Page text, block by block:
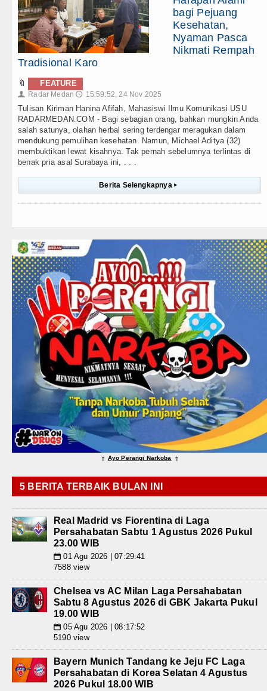
bagi Pejuang
Kesehatan,
Nyaman Pasca
Nikmati Rempah
Tradisional Karo
🔖 FEATURE
👤 Radar Medan 🕔 15:59:52, 24 Nov 2025
Tulisan Kiriman Hanina Afifah, Mahasiswi Ilmu Komunikasi USU
RADARMEDAN.COM - Bagi sebagian orang, bahkan mungkin Anda
salah satunya, olahan herbal sering terdengar meragukan dalam
mendukung pemulihan kesehatan. Namun, Michael Aditya (32)
membuktikan lewat kisahnya. Tak pernah sebelumnya terlintas di
benak pria asal Surabaya ini, . . .
Berita Selengkapnya ▸
⇑ Ayo Perangi Narkoba ⇑
5 BERITA TERBAIK BULAN INI
Real Madrid vs Fiorentina di Laga
Persahabatan Sabtu 1 Agustus 2026 Pukul
23.00 WIB
📅 01 Agu 2026 | 07:29:41
7588 view
Chelsea vs AC Milan Laga Persahabatan
Sabtu 8 Agustus 2026 di GBK Jakarta Pukul
19.00 WIB
📅 05 Agu 2026 | 08:17:52
5190 view
Bayern Munich Tandang ke Jeju FC Laga
Persahabatan di Korea Selatan 4 Agustus
2026 Pukul 18.00 WIB